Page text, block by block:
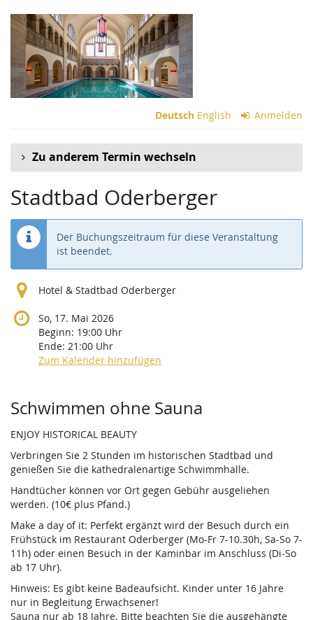
Zum
Haupt-
Inhalt
springen
Deutsch English Anmelden
Zu anderem Termin wechseln
Stadtbad Oderberger
Der Buchungszeitraum für diese Veranstaltung
ist beendet.
Hotel & Stadtbad Oderberger
So, 17. Mai 2026
Beginn: 19:00 Uhr
Ende: 21:00 Uhr
Zum Kalender hinzufügen
Produkte
Schwimmen ohne Sauna
ENJOY HISTORICAL BEAUTY
Verbringen Sie 2 Stunden im historischen Stadtbad und
genießen Sie die kathedralenartige Schwimmhalle.
Handtücher können vor Ort gegen Gebühr ausgeliehen
werden. (10€ plus Pfand.)
Make a day of it: Perfekt ergänzt wird der Besuch durch ein
Frühstück im Restaurant Oderberger (Mo-Fr 7-10.30h, Sa-So 7-
11h) oder einen Besuch in der Kaminbar im Anschluss (Di-So
ab 17 Uhr).
Hinweis: Es gibt keine Badeaufsicht. Kinder unter 16 Jahre
nur in Begleitung Erwachsener!
Sauna nur ab 18 Jahre. Bitte beachten Sie die ausgehängte